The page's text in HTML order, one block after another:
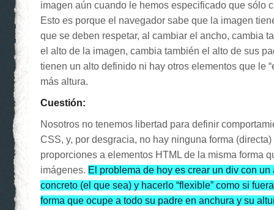
imagen aún cuando le hemos especificado que sólo
Esto es porque el navegador sabe que la imagen
que se deben respetar, al cambiar el ancho, cambia
el alto de la imagen, cambia también el alto de sus
tienen un alto definido ni hay otros elementos que le
más altura.
Cuestión:
Nosotros no tenemos libertad para definir
CSS, y, por desgracia, no hay ninguna forma
proporciones a elementos HTML de la misma forma
imágenes. El problema de hoy es crear un div con un
concreto (el que sea) y hacerlo “flexible” como si
forma que ocupe a todo su padre en anchura y su